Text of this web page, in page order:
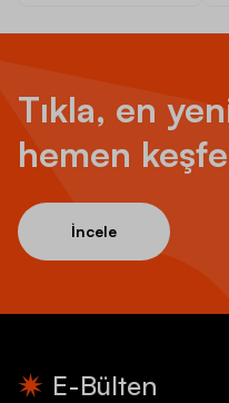
Tıkla, en
hemen
İncele
E-Bülten